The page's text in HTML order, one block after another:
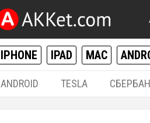
IPHONE IPAD MAC
ANDROID TESLA